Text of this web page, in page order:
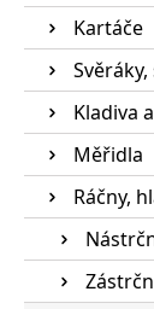
Kartáče
Kladiva
Měřidla
Ráčny,